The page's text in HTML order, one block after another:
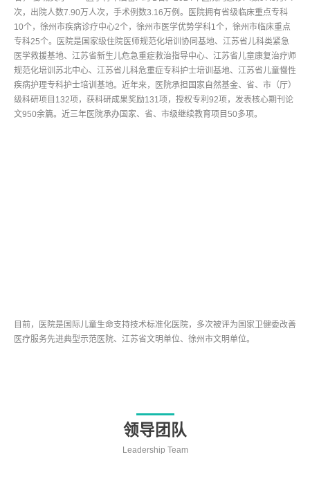
次，出院人数7.90万人次，手术例数3.16万例。医院拥有省级临床重点专科
10个，徐州市疾病诊疗中心2个，徐州市医学优势学科1个，徐州市临床重点
专科25个。医院是国家级住院医师规范化培训协同基地、江苏省儿科类紧急
医学救援基地、江苏省新生儿危急重症救治指导中心、江苏省儿童康复治疗师
规范化培训苏北中心、江苏省儿科危重症专科护士培训基地、江苏省儿童慢性
疾病护理专科护士培训基地。近年来，医院承担国家自然基金、省、市（厅）
级科研项目132项，获科研成果奖励131项，授权专利92项，发表核心期刊论
文950余篇。近三年医院承办国家、省、市级继续教育项目50多项。
目前，医院是国际儿童生命支持技术标准化医院，多次被评为国家卫健委改善
医疗服务先进典型示范医院、江苏省文明单位、徐州市文明单位。
领导团队
Leadership Team